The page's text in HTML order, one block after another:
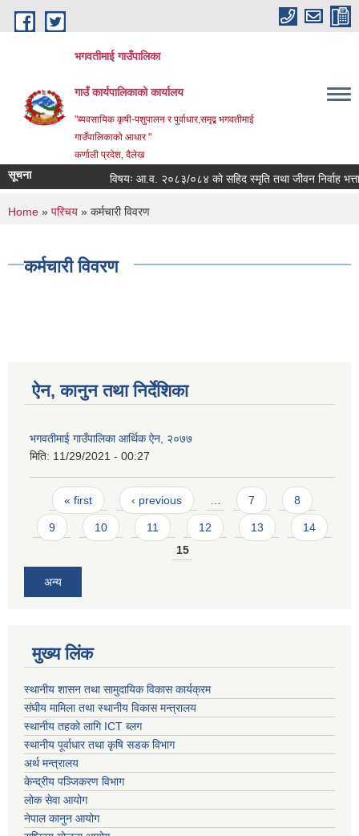
Skip to main content
भगवतीमाई गाउँपालिका
गाउँ कार्यपालिकाको कार्यालय
"ब्यवसायिक कृषी-पशुपालन र पुर्वाधार,समृद्ब भगवतीमाई
गाउँपालिकाको आधार "
कर्णाली प्रदेश, दैलेख
सूचना विषयः आ.व. २०८३/०८४ को सहिद स्मृति तथा जीवन निर्वाह भत्ता
You are here
Home » परिचय » कर्मचारी विवरण
कर्मचारी विवरण
ऐन, कानुन तथा निर्देशिका
भगवतीमाई गाउँपालिका आर्थिक ऐन, २०७७
मिति: 11/29/2021 - 00:27
Pages
« first ‹ previous 7 8
9 10 11 12 13
14
15
अन्य
मुख्य लिंक
स्थानीय शासन तथा सामुदायिक विकास कार्यक्रम
संघीय मामिला तथा स्थानीय विकास मन्त्रालय
स्थानीय तहको लागि ICT ब्लग
स्थानीय पूर्वाधार तथा कृषि सडक विभाग
अर्थ मन्त्रालय
केन्द्रीय पञ्जिकरण विभाग
लोक सेवा आयोग
नेपाल कानुन आयोग